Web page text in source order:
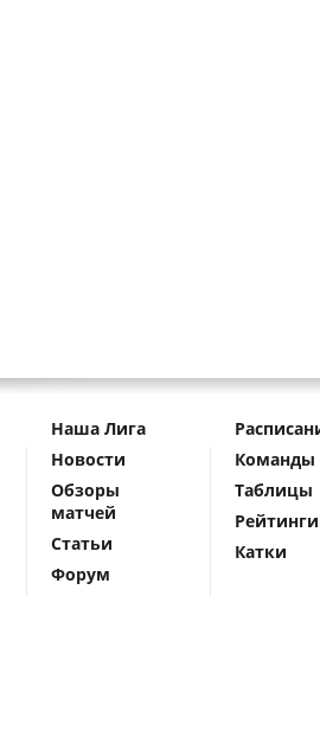
Наша Лига
Новости
Обзоры
матчей
Статьи
Форум
Команды
Таблицы
Рейтинги
Катки